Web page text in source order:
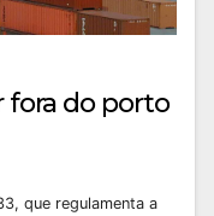
fora do porto
que regulamenta a